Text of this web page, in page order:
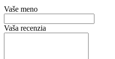
Vaše meno
Vaša recenzia